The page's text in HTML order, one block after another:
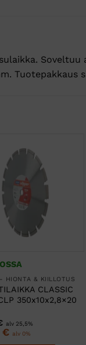
Tuotepakkaus
HIONTA & KIILLOTUS
CLASSIC
350x10x2,8×20
alv 25,5%
€ alv 0%